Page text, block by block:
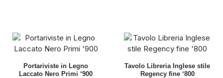
Portariviste in Legno
Laccato Nero Primi ‘900
Tavolo Libreria Inglese stile
Regency fine ‘800